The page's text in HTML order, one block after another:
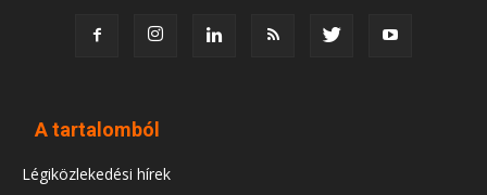
A tartalomból
Légiközlekedési hírek